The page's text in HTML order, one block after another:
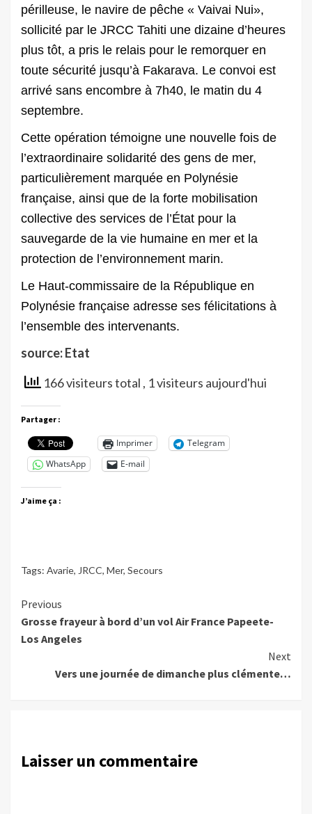
périlleuse, le navire de pêche « Vaivai Nui»,
sollicité par le JRCC Tahiti une dizaine d’heures
plus tôt, a pris le relais pour le remorquer en
toute sécurité jusqu’à Fakarava. Le convoi est
arrivé sans encombre à 7h40, le matin du 4
septembre.
Cette opération témoigne une nouvelle fois de
l’extraordinaire solidarité des gens de mer,
particulièrement marquée en Polynésie
française, ainsi que de la forte mobilisation
collective des services de l’État pour la
sauvegarde de la vie humaine en mer et la
protection de l’environnement marin.
Le Haut-commissaire de la République en
Polynésie française adresse ses félicitations à
l’ensemble des intervenants.
source: Etat
166 visiteurs total , 1 visiteurs aujourd'hui
Partager :
Imprimer
Telegram
WhatsApp
E-mail
J’aime ça :
Tags: Avarie, JRCC, Mer, Secours
Continue
Reading
Previous
Grosse frayeur à bord d’un vol Air France Papeete-
Los Angeles
Next
Vers une journée de dimanche plus clémente…
Laisser un commentaire